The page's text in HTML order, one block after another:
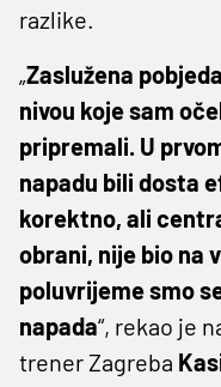
razlike.
„Zaslužena
nivou koje sam
pripremali. U
napadu bili dosta
korektno, ali
obrani, nije bio na
poluvrijeme smo
napada“, rekao je
trener Zagreba